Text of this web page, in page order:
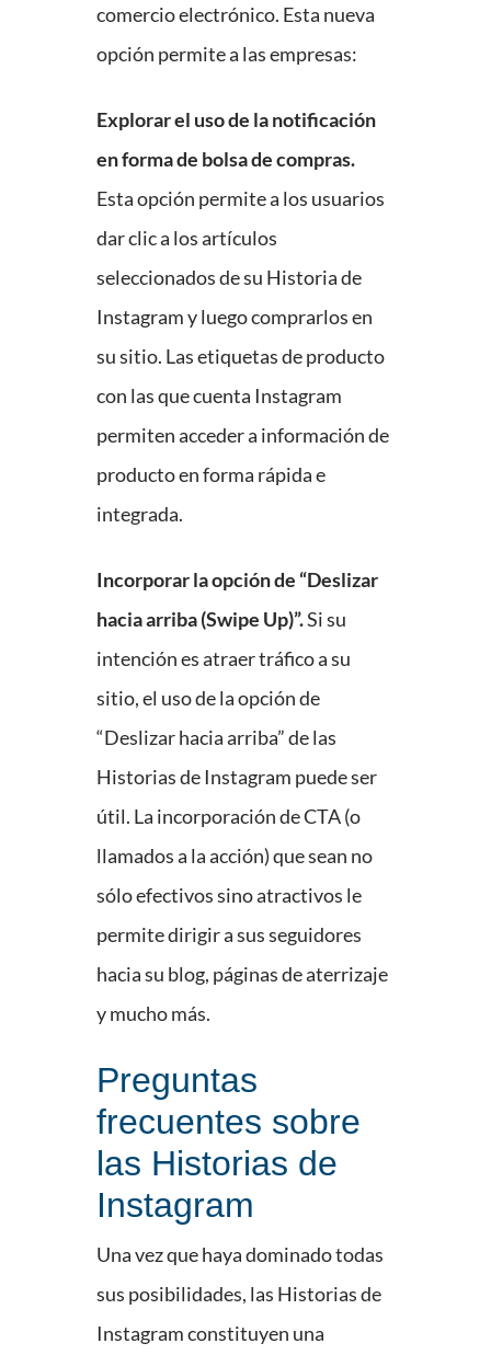
comercio electrónico. Esta nueva
opción permite a las empresas:
Explorar el uso de la notificación
en forma de bolsa de compras.
Esta opción permite a los usuarios
dar clic a los artículos
seleccionados de su Historia de
Instagram y luego comprarlos en
su sitio. Las etiquetas de producto
con las que cuenta Instagram
permiten acceder a información de
producto en forma rápida e
integrada.
Incorporar la opción de “Deslizar
hacia arriba (Swipe Up)”.Si su
intención es atraer tráfico a su
sitio, el uso de la opción de
“Deslizar hacia arriba” de las
Historias de Instagram puede ser
útil. La incorporación de CTA (o
llamados a la acción) que sean no
sólo efectivos sino atractivos le
permite dirigir a sus seguidores
hacia su blog, páginas de aterrizaje
y mucho más.
Preguntas
frecuentes sobre
las Historias de
Instagram
Una vez que haya dominado todas
sus posibilidades, las Historias de
Instagram constituyen una